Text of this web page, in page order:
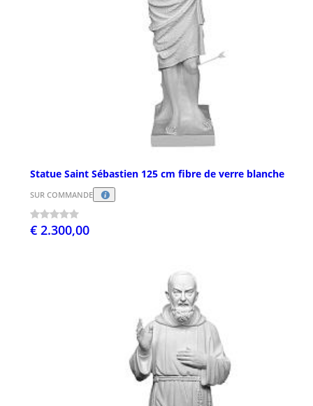
Statue Saint Sébastien 125 cm fibre de verre blanche
SUR COMMANDE
€ 2.300,00